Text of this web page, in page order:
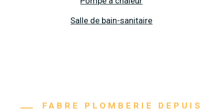
Salle de bain-sanitaire
FABRE PLOMBERIE DEPUIS